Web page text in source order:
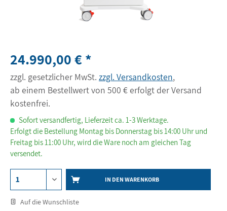
24.990,00 € *
zzgl. gesetzlicher MwSt. zzgl. Versandkosten,
ab einem Bestellwert von 500 € erfolgt der Versand
kostenfrei.
Sofort versandfertig, Lieferzeit ca. 1-3 Werktage.
Erfolgt die Bestellung Montag bis Donnerstag bis 14:00 Uhr und
Freitag bis 11:00 Uhr, wird die Ware noch am gleichen Tag
versendet.
IN DEN WARENKORB
Auf die Wunschliste